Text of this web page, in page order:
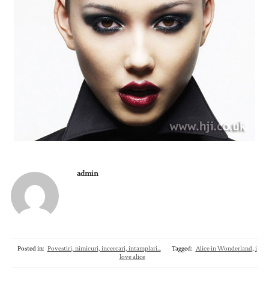
admin
Posted in: Povestiri, nimicuri, incercari, intamplari... Tagged: Alice in Wonderland, i
love alice